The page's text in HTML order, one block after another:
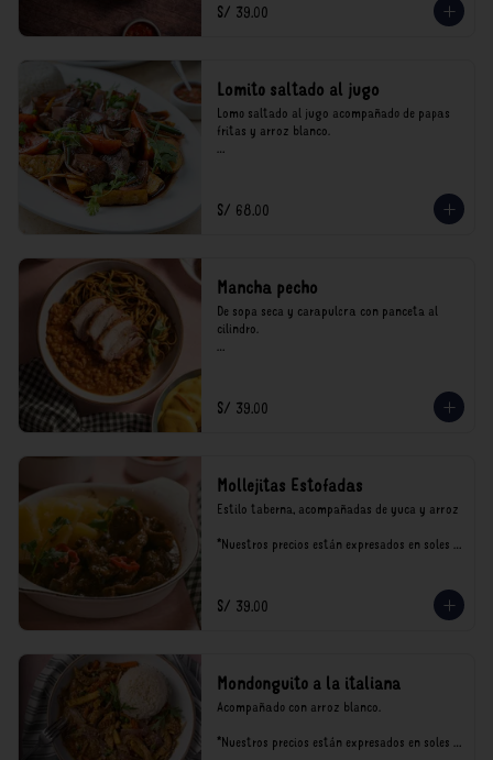
S/ 39.00
Lomito saltado al jugo
Lomo saltado al jugo acompañado de papas
fritas y arroz blanco.
consumo.
S/ 68.00
Mancha pecho
De sopa seca y carapulcra con panceta al
cilindro.
consumo.
S/ 39.00
Mollejitas Estofadas
Estilo taberna, acompañadas de yuca y arroz
*Nuestros precios están expresados en soles e
S/ 39.00
Mondonguito a la italiana
Acompañado con arroz blanco.
*Nuestros precios están expresados en soles e